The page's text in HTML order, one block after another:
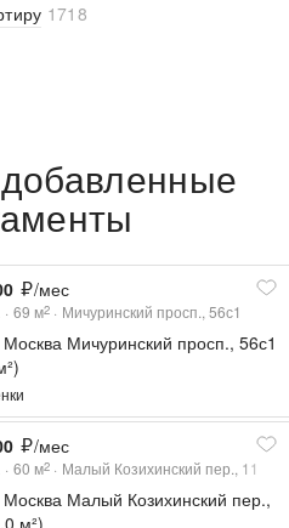
1718
/мес
69 м2 Мичуринский просп., 56с1
Москва Мичуринский просп., 56с1
/мес
60 м2 Малый Козихинский пер., 11
Москва Малый Козихинский пер.,